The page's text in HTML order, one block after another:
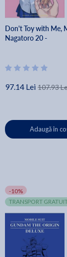
Don't Toy with Me,
Nagatoro 20 -
97.14 Lei 107.93
Adaugă în
-10%
TRANSPORT